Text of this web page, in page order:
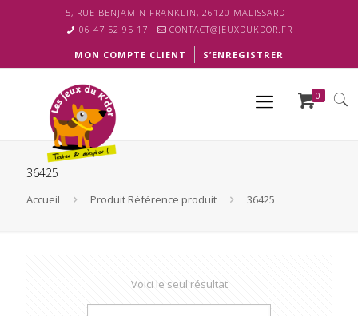
5, RUE BENJAMIN FRANKLIN, 26120 MALISSARD
06 47 52 95 17
CONTACT@JEUXDUKDOR.FR
MON COMPTE CLIENT S’ENREGISTRER
0
36425
Accueil Produit Référence produit 36425
Voici le seul résultat